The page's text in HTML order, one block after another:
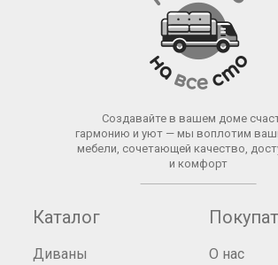
Создавайте в вашем доме
гармонию и уют — мы воплотим
мебели, сочетающей качество,
и комфорт
Каталог
Диваны
О нас